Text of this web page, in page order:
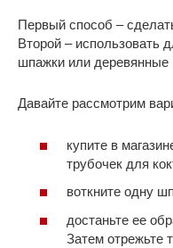
Первый способ –
Второй – использовать
шпажки или деревянные
Давайте рассмотрим
купите в
трубочек для
воткните одну
достаньте ее
Затем отрежьте